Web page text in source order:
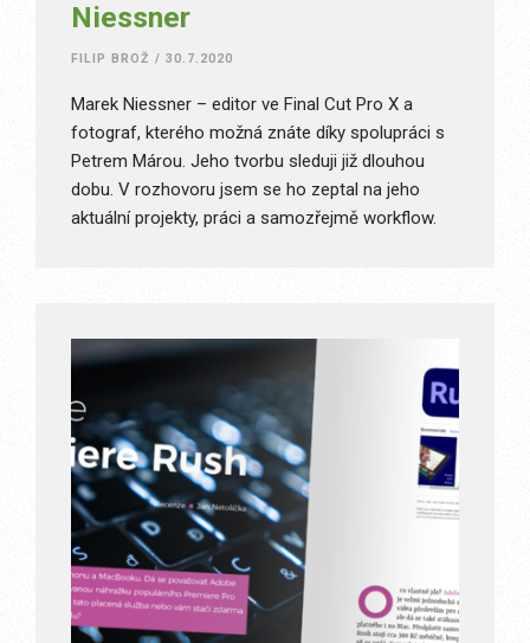
Niessner
FILIP BROŽ / 30.7.2020
Marek Niessner – editor ve Final Cut Pro X a
fotograf, kterého možná znáte díky spolupráci s
Petrem Márou. Jeho tvorbu sleduji již dlouhou
dobu. V rozhovoru jsem se ho zeptal na jeho
aktuální projekty, práci a samozřejmě workflow.